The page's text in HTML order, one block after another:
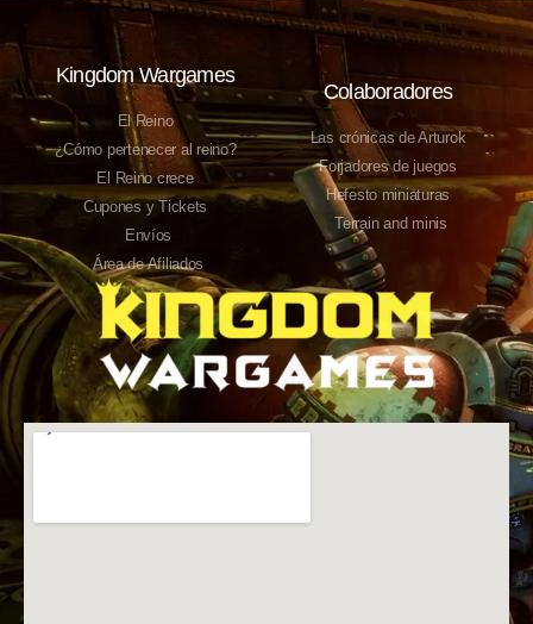
Kingdom Wargames
El Reino
¿Cómo pertenecer al reino?
El Reino crece
Cupones y Tickets
Envíos
Área de Afiliados
Colaboradores
Las crónicas de Arturok
Forjadores de juegos
Hefesto miniaturas
Terrain and minis